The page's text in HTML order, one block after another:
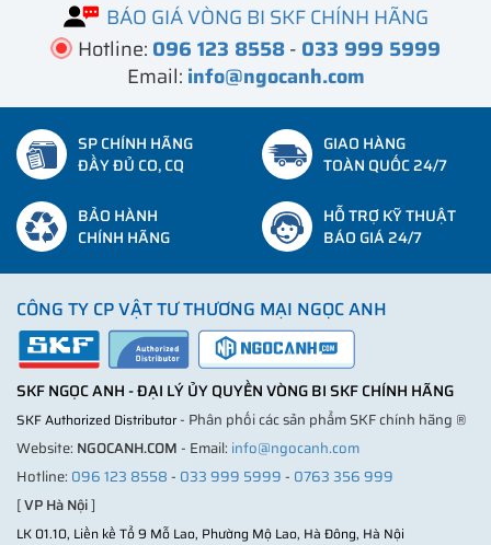
BÁO GIÁ VÒNG BI SKF CHÍNH HÃNG
Hotline: 096 123 8558- 033 999 5999
Email: info@ngocanh.com
SP CHÍNH HÃNG
ĐẦY ĐỦ CO, CQ
GIAO HÀNG
TOÀN QUỐC 24/7
BẢO HÀNH
CHÍNH HÃNG
HỖ TRỢ KỸ THUẬT
BÁO GIÁ 24/7
CÔNG TY CP VẬT TƯ THƯƠNG MẠI NGỌC ANH
SKF NGỌC ANH - ĐẠI LÝ ỦY QUYỀN VÒNG BI SKF CHÍNH HÃNG
SKF Authorized Distributor- Phân phối các sản phẩm SKF chính hãng ®
Website: NGOCANH.COM- Email: info@ngocanh.com
Hotline: 096 123 8558- 033 999 5999- 0763 356 999
[VP Hà Nội]
LK 01.10, Liền kề Tổ 9 Mỗ Lao, Phường Mộ Lao, Hà Đông, Hà Nội